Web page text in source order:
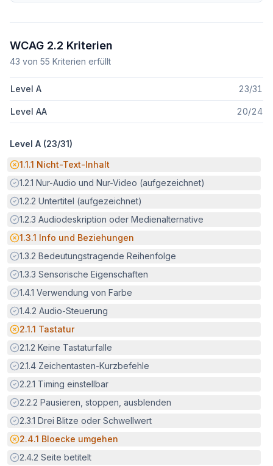
WCAG 2.2 Kriterien
43 von 55 Kriterien erfüllt
Level A 23/31
Level AA 20/24
Level A (23/31)
Potenzielle Barriere:
1.1.1 Nicht-Text-Inhalt
Erfüllt:
1.2.1 Nur-Audio und Nur-Video (aufgezeichnet)
Erfüllt:
1.2.2 Untertitel (aufgezeichnet)
Erfüllt:
1.2.3 Audiodeskription oder Medienalternative
Potenzielle Barriere:
1.3.1 Info und Beziehungen
Erfüllt:
1.3.2 Bedeutungstragende Reihenfolge
Erfüllt:
1.3.3 Sensorische Eigenschaften
Erfüllt:
1.4.1 Verwendung von Farbe
Erfüllt:
1.4.2 Audio-Steuerung
Potenzielle Barriere:
2.1.1 Tastatur
Erfüllt:
2.1.2 Keine Tastaturfalle
Erfüllt:
2.1.4 Zeichentasten-Kurzbefehle
Erfüllt:
2.2.1 Timing einstellbar
Erfüllt:
2.2.2 Pausieren, stoppen, ausblenden
Erfüllt:
2.3.1 Drei Blitze oder Schwellwert
Potenzielle Barriere:
2.4.1 Bloecke umgehen
Erfüllt:
2.4.2 Seite betitelt